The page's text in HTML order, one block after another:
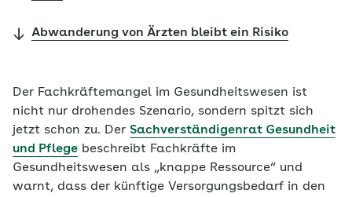
Abwanderung von Ärzten bleibt ein Risiko
Der Fachkräftemangel im Gesundheitswesen ist
nicht nur drohendes Szenario, sondern spitzt sich
jetzt schon zu. Der Sachverständigenrat Gesundheit
und Pflege beschreibt Fachkräfte im
Gesundheitswesen als „knappe Ressource“ und
warnt, dass der künftige Versorgungsbedarf in den